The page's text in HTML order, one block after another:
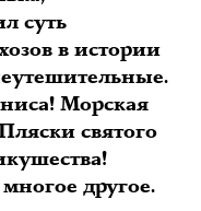
суть
в истории
Морская
святого
другое.